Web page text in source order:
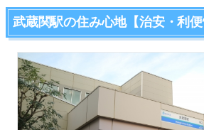
武蔵関駅の住み心地【治安・利便